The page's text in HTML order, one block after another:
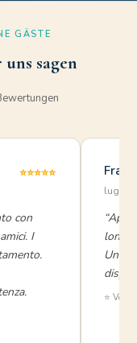
GÄSTE
sagen
⭐⭐⭐⭐⭐
con
I
luglio
Un
⭐